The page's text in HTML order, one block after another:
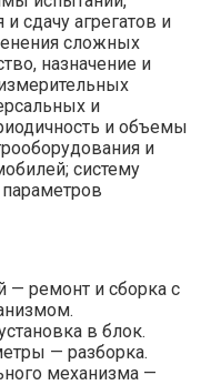
сдачу агрегатов и
сложных
назначение и
и
и объемы
и
систему
— ремонт и сборка с
в блок.
— разборка.
механизма —